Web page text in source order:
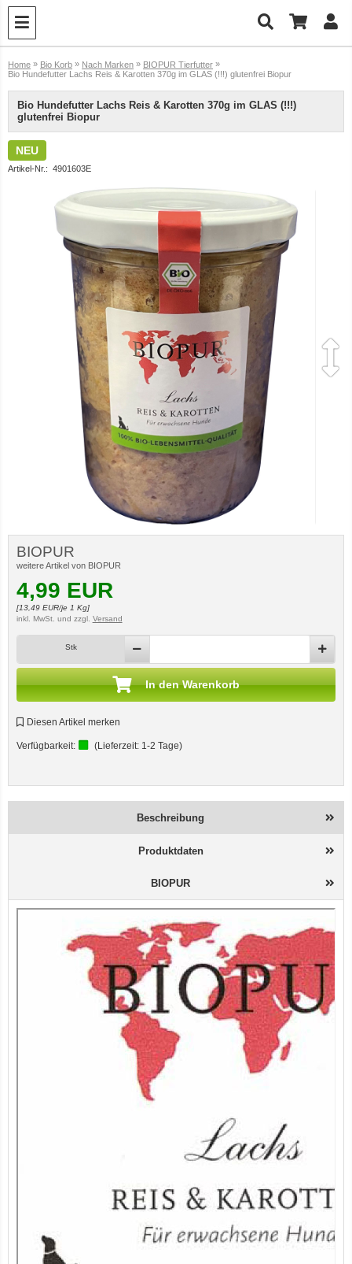
Home » Bio Korb » Nach Marken » BIOPUR Tierfutter »
Bio Hundefutter Lachs Reis & Karotten 370g im GLAS (!!!) glutenfrei Biopur
Bio Hundefutter Lachs Reis & Karotten 370g im GLAS (!!!)
glutenfrei Biopur
NEU
Artikel-Nr.: 4901603E
BIOPUR
weitere Artikel von BIOPUR
4,99 EUR
[13,49EUR/je 1 Kg]
inkl. MwSt. und zzgl. Versand
Stk
In den Warenkorb
Diesen Artikel merken
Verfügbarkeit: (Lieferzeit: 1-2 Tage)
Beschreibung
Produktdaten
BIOPUR